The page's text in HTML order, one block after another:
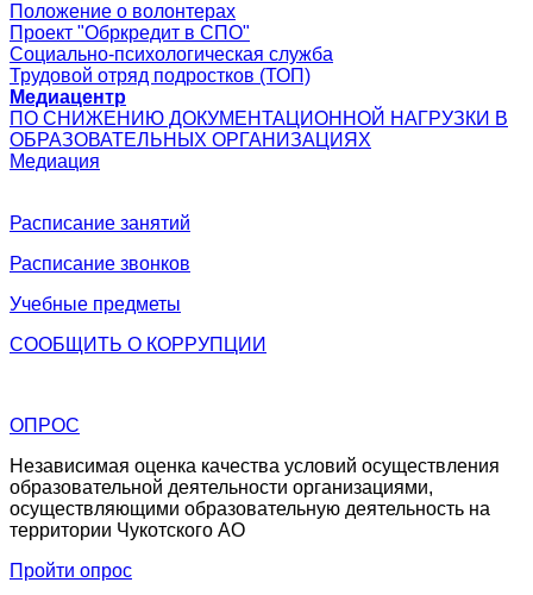
Положение о волонтерах
Проект "Обркредит в СПО"
Социально-психологическая служба
Трудовой отряд подростков (ТОП)
Медиацентр
ПО СНИЖЕНИЮ ДОКУМЕНТАЦИОННОЙ НАГРУЗКИ В
ОБРАЗОВАТЕЛЬНЫХ ОРГАНИЗАЦИЯХ
Медиация
Расписание занятий
Расписание звонков
Учебные предметы
СООБЩИТЬ О КОРРУПЦИИ
ОПРОС
Независимая оценка качества условий осуществления
образовательной деятельности организациями,
осуществляющими образовательную деятельность на
территории Чукотского АО
Пройти опрос